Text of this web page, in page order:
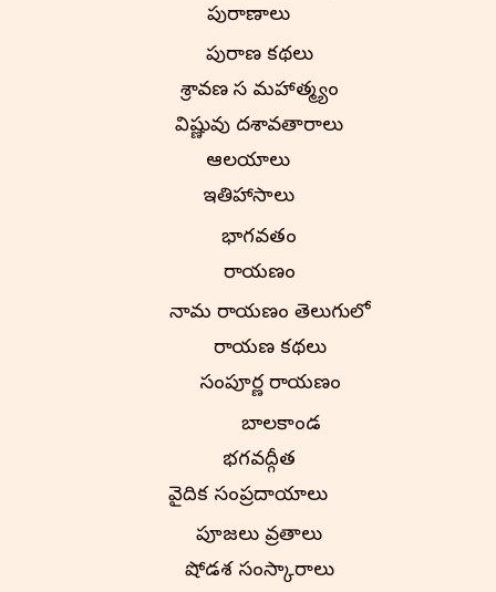
పురాణాలు
పురాణ కథలు
శ్రావణ మాస మహాత్మ్యం
విష్ణువు దశావతారాలు
ఆలయాలు
ఇతిహాసాలు
భాగవతం
రామాయణం
నామ రామాయణం తెలుగులో
రామాయణ కథలు
సంపూర్ణ రామాయణం
బాలకాండ
భగవద్గీత
వైదిక సంప్రదాయాలు
పూజలు వ్రతాలు
షోడశ సంస్కారాలు